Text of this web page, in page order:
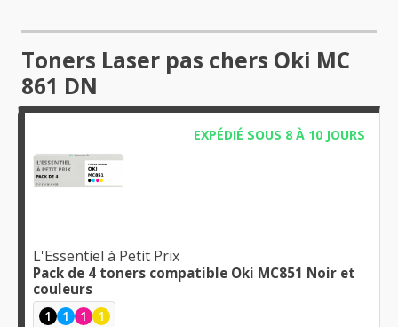
Toners Laser pas chers Oki MC
861 DN
EXPÉDIÉ SOUS 8 À 10 JOURS
L'Essentiel à Petit Prix
Pack de 4 toners compatible Oki MC851 Noir et
couleurs
1 1 1 1